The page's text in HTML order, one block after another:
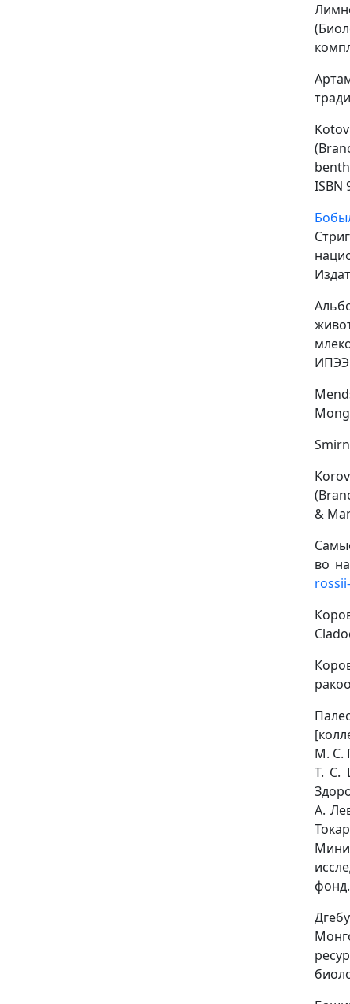
ISBN
ИПЭЭ
&
во
М. С.
Т. С.
А.